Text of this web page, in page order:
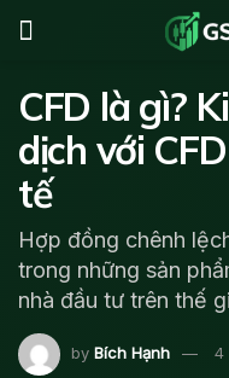
CFD là gì?
dịch với
tế
Hợp đồng chênh
trong những sản
nhà đầu tư trên thế
by Bích Hạnh
4